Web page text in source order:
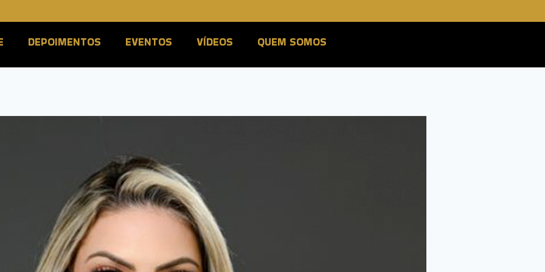
DEPOIMENTOS EVENTOS VÍDEOS QUEM SOMOS